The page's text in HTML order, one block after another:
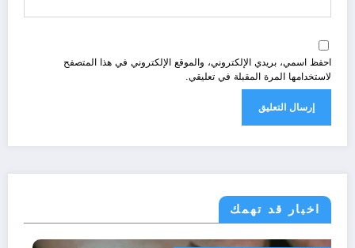
احفظ اسمي، بريدي الإلكتروني، والموقع الإلكتروني في هذا المتصفح
لاستخدامها المرة المقبلة في تعليقي.
اخبار قد تهمك